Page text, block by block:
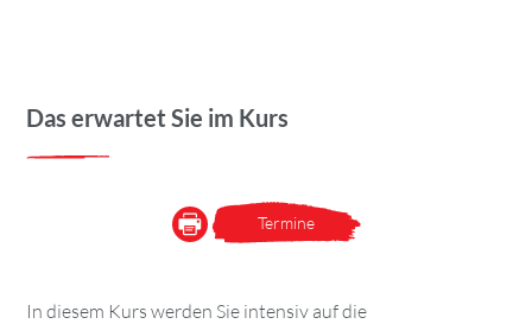
Das erwartet Sie im Kurs
Termine
In diesem Kurs werden Sie intensiv auf die